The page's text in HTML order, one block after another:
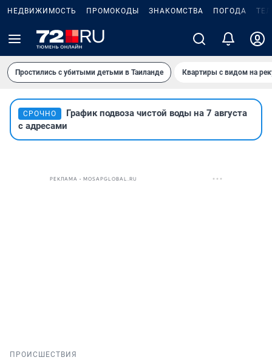
НЕДВИЖИМОСТЬ ПРОМОКОДЫ ЗНАКОМСТВА ПОГОДА
Простились с убитыми детьми в Таиланде Квартиры с видом на
СРОЧНО
График подвоза чистой воды на 7 августа
с адресами
РЕКЛАМА • MOSAPGLOBAL.RU
ПРОИСШЕСТВИЯ